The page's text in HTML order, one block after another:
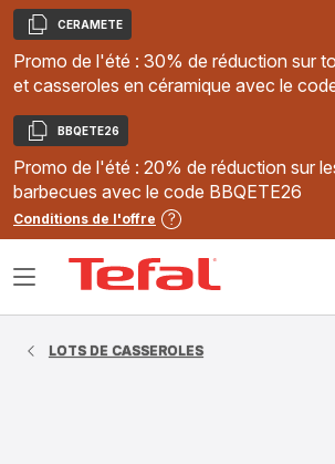
Copier
CERAMETE
Promo de l'été : 30% de réduction sur
et casseroles en céramique avec le
Copier
BBQETE26
Promo de l'été : 20% de réduction sur
barbecues avec le code BBQETE26
Conditions de l'offre
Ouvrir
LOTS DE CASSEROLES